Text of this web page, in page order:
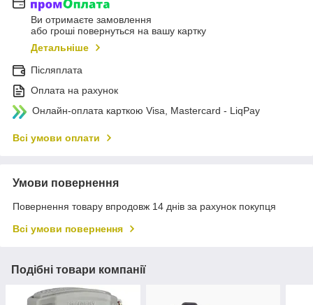
Ви отримаєте замовлення
або гроші повернуться на вашу картку
Детальніше
Післяплата
Оплата на рахунок
Онлайн-оплата карткою Visa, Mastercard - LiqPay
Всі умови оплати
Умови повернення
Повернення товару впродовж 14 днів за рахунок покупця
Всі умови повернення
Подібні товари компанії